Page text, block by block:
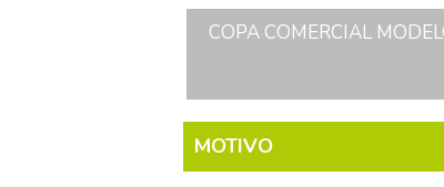
COPA COMERCIAL
MOTIVO